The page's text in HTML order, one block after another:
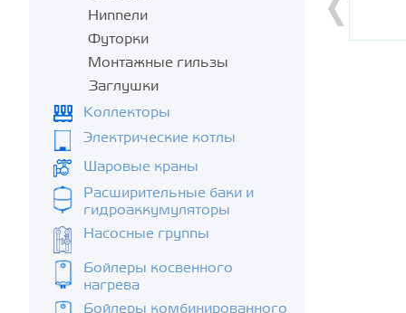
Ниппели
Футорки
Монтажные гильзы
Заглушки
Коллекторы
Электрические котлы
Шаровые краны
Расширительные баки и
гидроаккумуляторы
Насосные группы
Бойлеры косвенного
нагрева
Бойлеры комбинированного